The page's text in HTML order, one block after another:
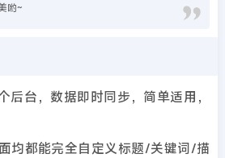
哟~
后台，数据即时同步，简单适用，
均都能完全自定义标题/关键词/描